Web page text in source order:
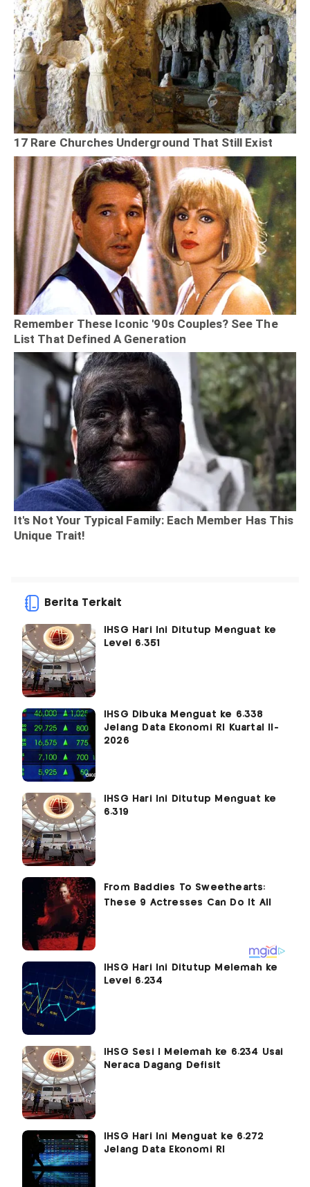
Berita Terkait
IHSG Hari Ini Ditutup Menguat ke
Level 6.351
IHSG Dibuka Menguat ke 6.338
Jelang Data Ekonomi RI Kuartal II-
2026
IHSG Hari Ini Ditutup Menguat ke
6.319
IHSG Hari Ini Ditutup Melemah ke
Level 6.234
IHSG Sesi I Melemah ke 6.234 Usai
Neraca Dagang Defisit
IHSG Hari Ini Menguat ke 6.272
Jelang Data Ekonomi RI